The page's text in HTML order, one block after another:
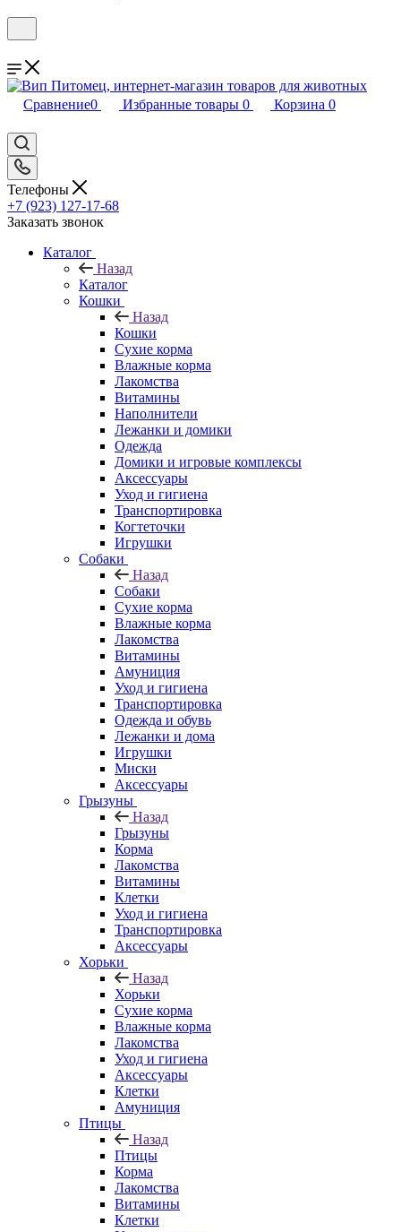
Сравнение0 Избранные товары 0 Корзина 0
Телефоны
+7 (923) 127-17-68
Заказать звонок
Каталог
Назад
Каталог
Кошки
Назад
Кошки
Сухие корма
Влажные корма
Лакомства
Витамины
Наполнители
Лежанки и домики
Одежда
Домики и игровые комплексы
Аксессуары
Уход и гигиена
Транспортировка
Когтеточки
Игрушки
Собаки
Назад
Собаки
Сухие корма
Влажные корма
Лакомства
Витамины
Амуниция
Уход и гигиена
Транспортировка
Одежда и обувь
Лежанки и дома
Игрушки
Миски
Аксессуары
Грызуны
Назад
Грызуны
Корма
Лакомства
Витамины
Клетки
Уход и гигиена
Транспортировка
Аксессуары
Хорьки
Назад
Хорьки
Сухие корма
Влажные корма
Лакомства
Уход и гигиена
Аксессуары
Клетки
Амуниция
Птицы
Назад
Птицы
Корма
Лакомства
Витамины
Клетки